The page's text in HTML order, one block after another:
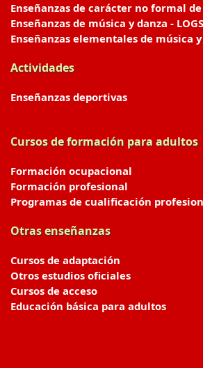
Enseñanzas de carácter no formal
Enseñanzas de música y danza -
Enseñanzas elementales de música
Actividades
Enseñanzas deportivas
Cursos de formación para adultos
Formación ocupacional
Formación profesional
Programas de cualificación
Otras enseñanzas
Cursos de adaptación
Otros estudios oficiales
Cursos de acceso
Educación básica para adultos